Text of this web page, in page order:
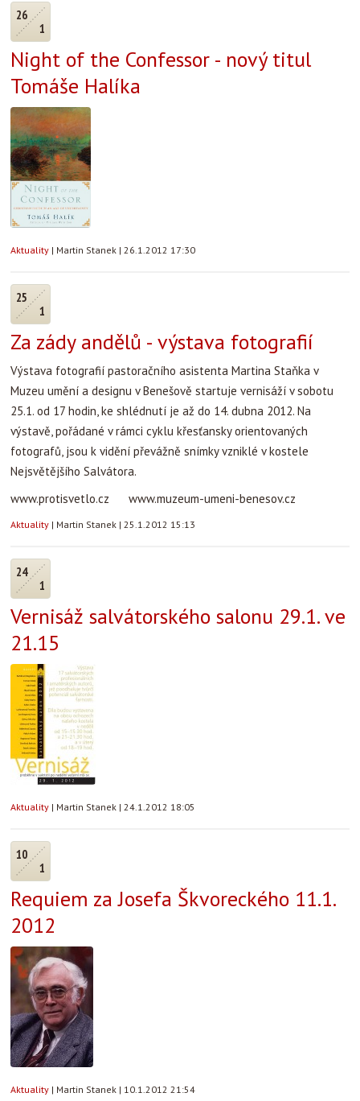
26
1
Night of the Confessor - nový titul
Tomáše Halíka
Aktuality | Martin Stanek | 26.1.2012 17:30
25
1
Za zády andělů - výstava fotografií
Výstava fotografií pastoračního asistenta Martina Staňka v
Muzeu umění a designu v Benešově startuje vernisáží v sobotu
25.1. od 17 hodin, ke shlédnutí je až do 14. dubna 2012. Na
výstavě, pořádané v rámci cyklu křesťansky orientovaných
fotografů, jsou k vidění převážně snímky vzniklé v kostele
Nejsvětějšího Salvátora.
www.protisvetlo.cz www.muzeum-umeni-benesov.cz
Aktuality | Martin Stanek | 25.1.2012 15:13
24
1
Vernisáž salvátorského salonu 29.1. ve
21.15
Aktuality | Martin Stanek | 24.1.2012 18:05
10
1
Requiem za Josefa Škvoreckého 11.1.
2012
Aktuality | Martin Stanek | 10.1.2012 21:54